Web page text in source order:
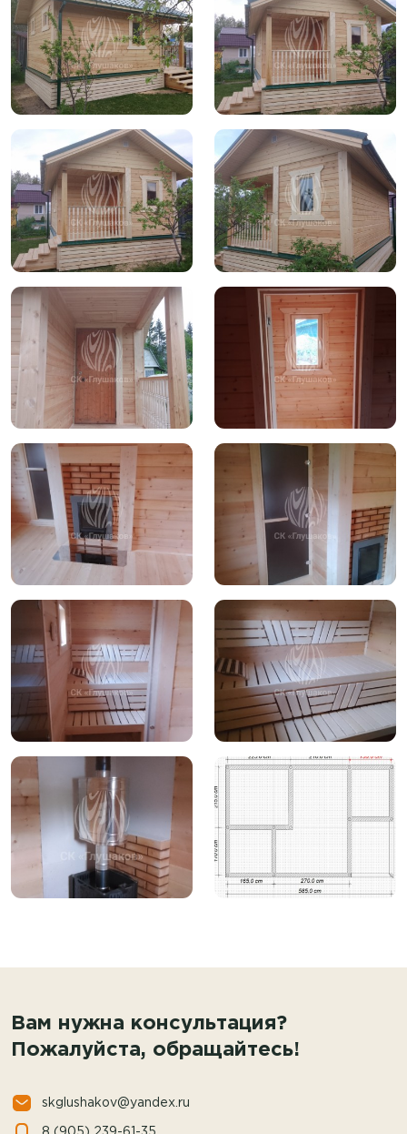
Вам нужна консультация?
Пожалуйста, обращайтесь!
skglushakov@yandex.ru